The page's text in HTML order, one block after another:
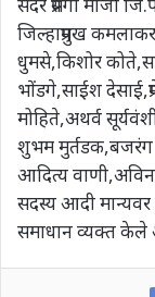
जिल्हाप्रमुख
धुमसे,किशोर
भोंडगे,साईश
मोहिते,अथर्व
शुभम मुर्तडक,बजरंग
आदित्य
सदस्य आदी मान्यवर
समाधान व्यक्त